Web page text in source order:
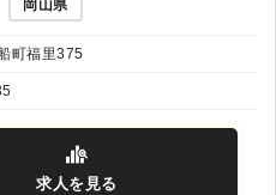
岡山県
町福里375
求人 を見る